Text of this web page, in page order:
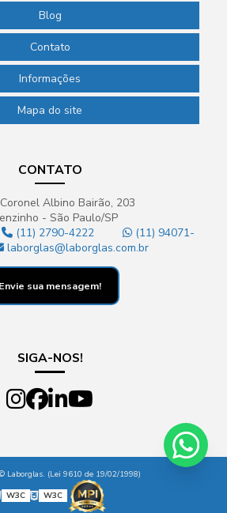
Blog
Contato
Informações
Mapa do site
CONTATO
Albino Bairão, 203
- São Paulo/SP
(11) 2790-4222
(11) 94071-
laborglas@laborglas.com.br
Envie sua mensagem!
SIGA-NOS!
Laborglas. (Lei 9610 de 19/02/1998)
W3C
W3C